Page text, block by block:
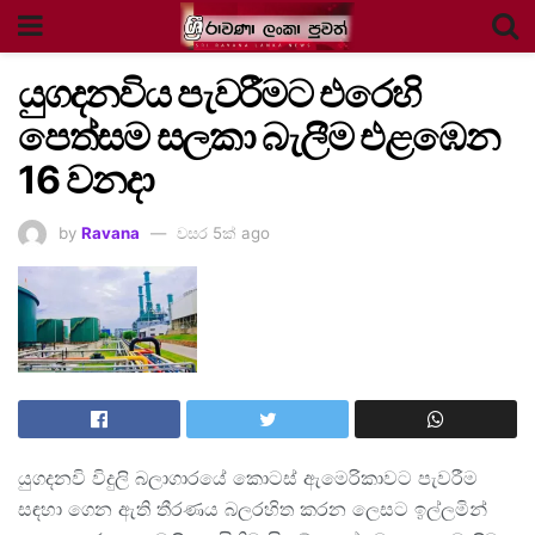
යුගදනවිය පැවරීමට එරෙහි
පෙත්සම සලකා බැලීම එළඹෙන
16 වනදා
by Ravana වසර 5ක් ago
යුගදනවි විදුලි බලාගාරයේ කොටස් ඇමෙරිකාවට පැවරීම
සඳහා ගෙන ඇති තීරණය බලරහිත කරන ලෙසට ඉල්ලමින්